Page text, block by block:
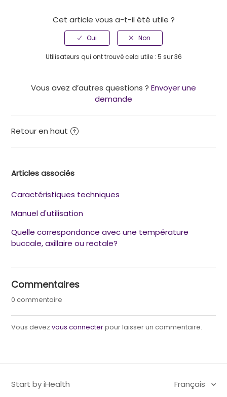
Cet article vous a-t-il été utile ?
Utilisateurs qui ont trouvé cela utile : 5 sur 36
Vous avez d’autres questions ? Envoyer une
demande
Retour en haut
Articles associés
Caractéristiques techniques
Manuel d'utilisation
Quelle correspondance avec une température
buccale, axillaire ou rectale?
Commentaires
0 commentaire
Vous devezvous connecterpour laisser un commentaire.
Start by iHealth Français